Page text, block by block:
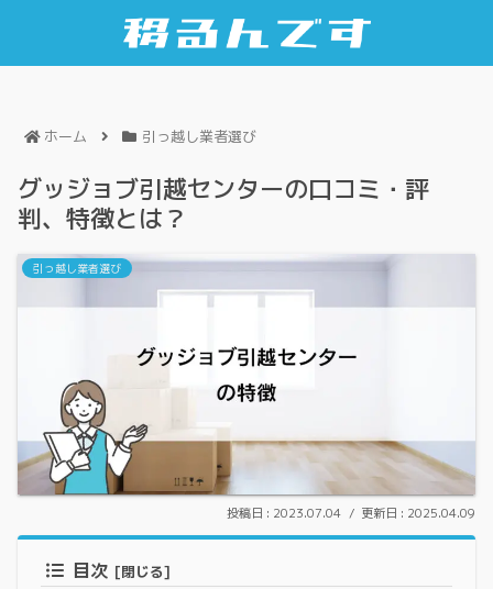
ホーム 引っ越し業者選び
グッジョブ引越センターの口コミ・評
判、特徴とは？
引っ越し業者選び
2023.07.04 2025.04.09
目次